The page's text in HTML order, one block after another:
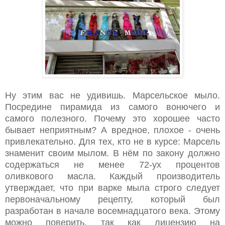
Ну этим вас не удивишь. Марсельское мыло.
Посредине пирамида из самого вонючего и
самого полезного. Почему это хорошее часто
бывает неприятным? А вредное, плохое - очень
привлекательно. Для тех, кто не в курсе: Марсель
знаменит своим мылом. В нём по закону должно
содержаться не менее 72-ух процентов
оливкового масла. Каждый производитель
утверждает, что при варке мыла строго следует
первоначальному рецепту, который был
разработан в начале восемнадцатого века. Этому
можно поверить, так как лицензию на